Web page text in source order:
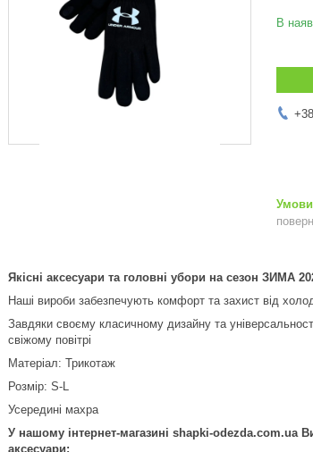
В
Якісні аксесуари та головні убори на сезон ЗИМА
Наші вироби забезпечують комфорт та захист від
Завдяки своєму класичному дизайну та
свіжому повітрі
Матеріал: Трикотаж
Розмір: S-L
Усередині махра
У нашому інтернет-магазині shapki-odezda.com.ua
аксесуари: